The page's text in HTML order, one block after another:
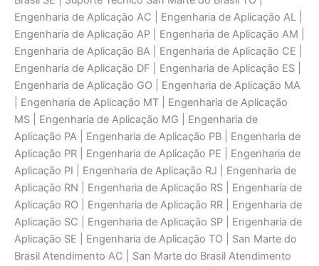
Engenharia de Aplicaçāo AC | Engenharia de Aplicaçāo AL |
Engenharia de Aplicaçāo AP | Engenharia de Aplicaçāo AM |
Engenharia de Aplicaçāo BA | Engenharia de Aplicaçāo CE |
Engenharia de Aplicaçāo DF | Engenharia de Aplicaçāo ES |
Engenharia de Aplicaçāo GO | Engenharia de Aplicaçāo MA
| Engenharia de Aplicaçāo MT | Engenharia de Aplicaçāo
MS | Engenharia de Aplicaçāo MG | Engenharia de
Aplicaçāo PA | Engenharia de Aplicaçāo PB | Engenharia de
Aplicaçāo PR | Engenharia de Aplicaçāo PE | Engenharia de
Aplicaçāo PI | Engenharia de Aplicaçāo RJ | Engenharia de
Aplicaçāo RN | Engenharia de Aplicaçāo RS | Engenharia de
Aplicaçāo RO | Engenharia de Aplicaçāo RR | Engenharia de
Aplicaçāo SC | Engenharia de Aplicaçāo SP | Engenharia de
Aplicaçāo SE | Engenharia de Aplicaçāo TO | San Marte do
Brasil Atendimento AC | San Marte do Brasil Atendimento